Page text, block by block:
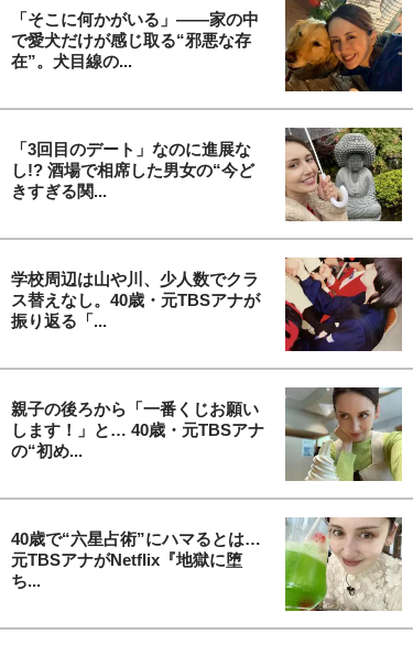
「そこに何かがいる」――家の中
で愛犬だけが感じ取る“邪悪な存
在”。犬目線の...
「3回目のデート」なのに進展な
し!? 酒場で相席した男女の“今ど
きすぎる関...
学校周辺は山や川、少人数でクラ
ス替えなし。40歳・元TBSアナが
振り返る「...
親子の後ろから「一番くじお願い
します！」と… 40歳・元TBSアナ
の“初め...
40歳で“六星占術”にハマるとは…
元TBSアナがNetflix『地獄に堕
ち...